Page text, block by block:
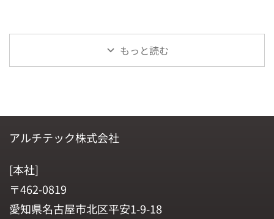
もっと読む
アルチテック株式会社
[本社]
〒462-0819
愛知県名古屋市北区平安1-9-18